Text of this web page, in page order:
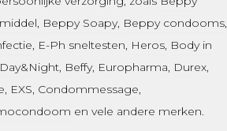
, Beppy Soapy, Beppy condooms,
, E-Ph sneltesten, Heros, Body in
Day&Night, Beffy, Europharma, Durex,
, EXS, Condommessage,
en vele andere merken.